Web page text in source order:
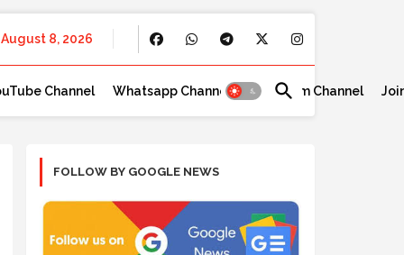
August 8, 2026
Channel Whatsapp Channel Telegram Channel
FOLLOW BY GOOGLE NEWS